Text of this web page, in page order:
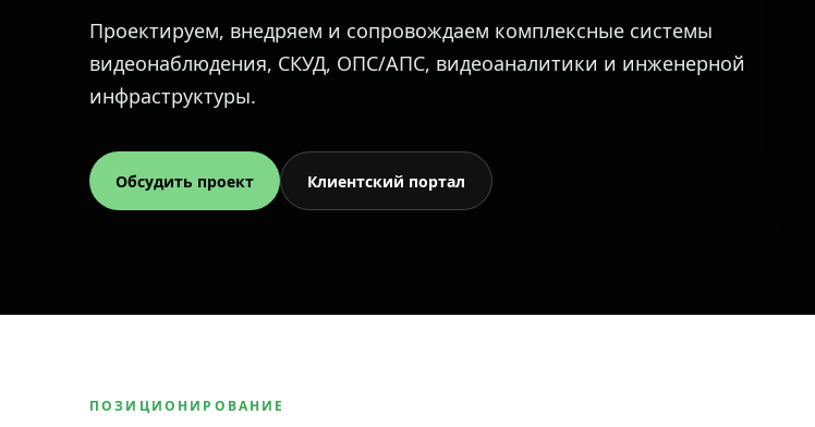
Проектируем, внедряем и сопровождаем комплексные системы
видеонаблюдения, СКУД, ОПС/АПС, видеоаналитики и инженерной
инфраструктуры.
Обсудить проект Клиентский портал
ПОЗИЦИОНИРОВАНИЕ